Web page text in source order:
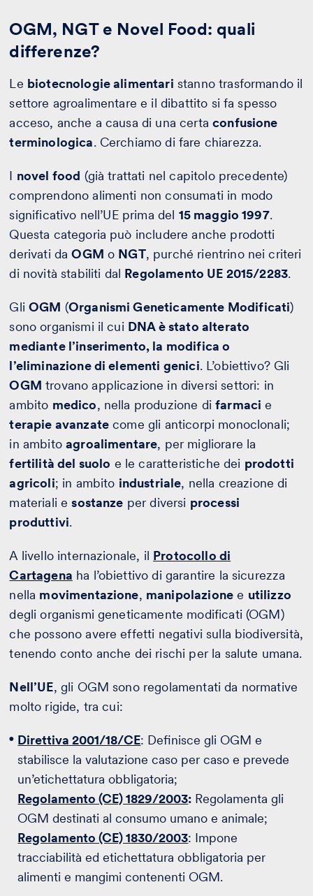
OGM, NGT e Novel Food: quali
differenze?
Le biotecnologie alimentari stanno trasformando il
settore agroalimentare e il dibattito si fa spesso
acceso, anche a causa di una certaconfusione
terminologica. Cerchiamo di fare chiarezza.
I novel food (già trattati nel capitolo precedente)
comprendono alimenti non consumati in modo
significativo nell’UE prima del 15 maggio 1997.
Questa categoria può includere anche prodotti
derivati daOGM o NGT, purché rientrino nei criteri
di novità stabiliti dal Regolamento UE 2015/2283.
GliOGM (Organismi Geneticamente Modificati)
sono organismi il cui DNA è stato alterato
mediante l’inserimento, la modifica o
l’eliminazione di elementi genici. L’obiettivo? Gli
OGM trovano applicazione in diversi settori: in
ambito medico, nella produzione difarmaci e
terapie avanzate come gli anticorpi monoclonali;
in ambitoagroalimentare, per migliorare la
fertilità del suolo e le caratteristiche dei prodotti
agricoli; in ambito industriale, nella creazione di
materiali esostanze per diversi processi
produttivi.
A livello internazionale, il Protocollo di
Cartagena ha l’obiettivo di garantire la sicurezza
nella movimentazione, manipolazione e utilizzo
degli organismi geneticamente modificati (OGM)
che possono avere effetti negativi sulla biodiversità,
tenendo conto anche dei rischi per la salute umana.
Nell’UE, gli OGM sono regolamentati da normative
molto rigide, tra cui:
Direttiva 2001/18/CE: Definisce gli OGM e
stabilisce la valutazione caso per caso e prevede
un’etichettatura obbligatoria;
Regolamento (CE) 1829/2003: Regolamenta gli
OGM destinati al consumo umano e animale;
Regolamento (CE) 1830/2003: Impone
tracciabilità ed etichettatura obbligatoria per
alimenti e mangimi contenenti OGM.